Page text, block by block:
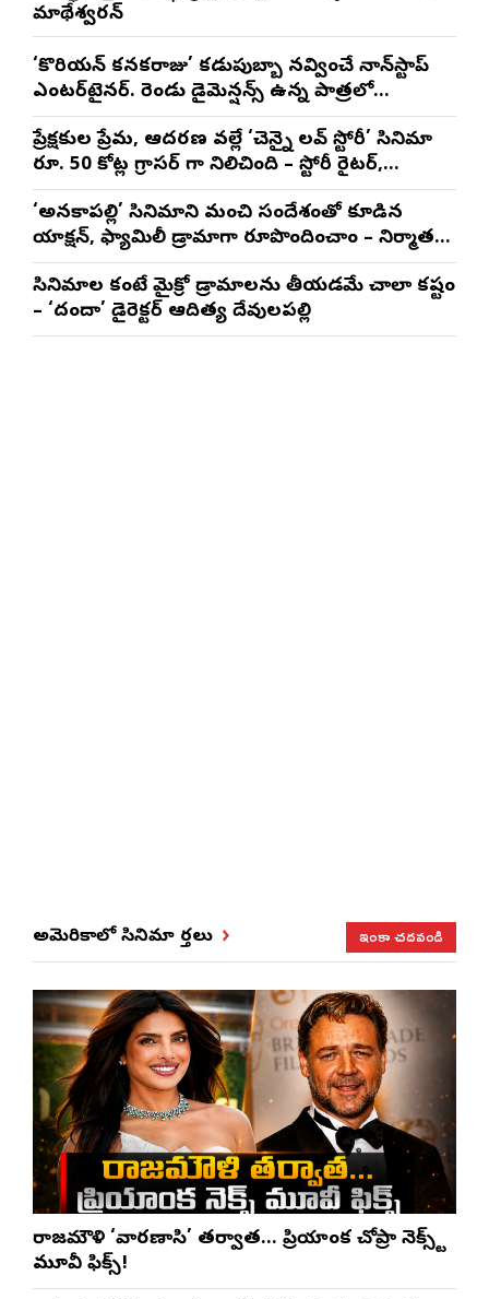
మాథేశ్వరన్
‘కొరియన్ కనకరాజు’ కడుపుబ్బా నవ్వించే నాన్‌స్టాప్
ఎంటర్‌టైనర్. రెండు డైమెన్షన్స్ ఉన్న పాత్రలో
నటించడం చాలా సంతృప్తినిచ్చింది : వరుణ్ తేజ్
ప్రేక్షకుల ప్రేమ, ఆదరణ వల్లే ‘చెన్నై లవ్ స్టోరీ’ సినిమా
రూ. 50 కోట్ల గ్రాసర్ గా నిలిచింది – స్టోరీ రైటర్,
ప్రొడ్యూసర్ సాయి రాజేష్
‘అనకాపల్లి’ సినిమాని మంచి సందేశంతో కూడిన
యాక్షన్, ఫ్యామిలీ డ్రామాగా రూపొందించాం – నిర్మాతలు
త్రినాథరావు నక్కిన, కాండ్రేగుల నాయుడు
సినిమాల కంటే మైక్రో డ్రామాలను తీయడమే చాలా కష్టం
– ‘దందా’ డైరెక్ట‌ర్ ఆదిత్య దేవులపల్లి
అమెరికాలో సినిమా వార్తలు ఇంకా చదవండి
రాజమౌళి ‘వారణాసి’ తర్వాత… ప్రియాంక చోప్రా నెక్స్ట్
మూవీ ఫిక్స్!